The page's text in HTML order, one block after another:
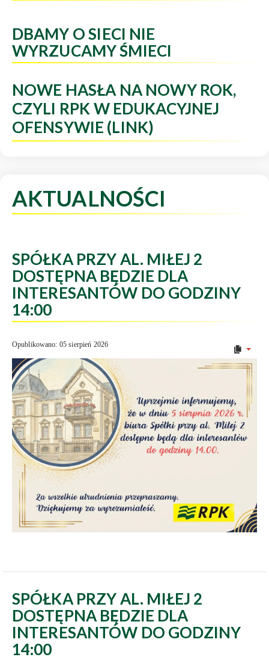
DBAMY O SIECI NIE
WYRZUCAMY ŚMIECI
NOWE HASŁA NA NOWY ROK,
CZYLI RPK W EDUKACYJNEJ
OFENSYWIE (LINK)
AKTUALNOŚCI
SPÓŁKA PRZY AL. MIŁEJ 2
DOSTĘPNA BĘDZIE DLA
INTERESANTÓW DO GODZINY
14:00
Opublikowano: 05 sierpień 2026
SPÓŁKA PRZY AL. MIŁEJ 2
DOSTĘPNA BĘDZIE DLA
INTERESANTÓW DO GODZINY
14:00